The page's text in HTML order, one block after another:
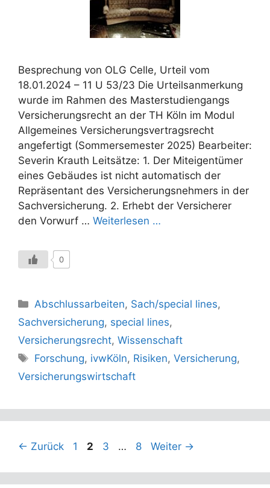
Besprechung von OLG Celle, Urteil vom
18.01.2024 – 11 U 53/23 Die Urteilsanmerkung
wurde im Rahmen des Masterstudiengangs
Versicherungsrecht an der TH Köln im Modul
Allgemeines Versicherungsvertragsrecht
angefertigt (Sommersemester 2025) Bearbeiter:
Severin Krauth Leitsätze: 1. Der Miteigentümer
eines Gebäudes ist nicht automatisch der
Repräsentant des Versicherungsnehmers in der
Sachversicherung. 2. Erhebt der Versicherer
den Vorwurf … Weiterlesen …
0
Kategorien
Abschlussarbeiten, Sach/special lines,
Sachversicherung, special lines,
Versicherungsrecht, Wissenschaft
Schlagwörter
Forschung, ivwKöln, Risiken,Versicherung,
Versicherungswirtschaft
← Zurück Seite
1 Seite
2 Seite
3 … Seite
8 Weiter →